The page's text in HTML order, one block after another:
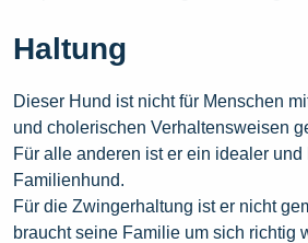
Haltung
Dieser Hund ist nicht für Menschen
und cholerischen Verhaltensweisen
Für alle anderen ist er ein idealer und
Familienhund.
Für die Zwingerhaltung ist er nicht
braucht seine Familie um sich richtig